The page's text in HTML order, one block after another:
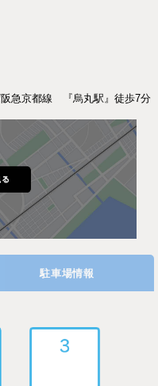
急京都線 『烏丸駅』徒歩7分
駐車場情報